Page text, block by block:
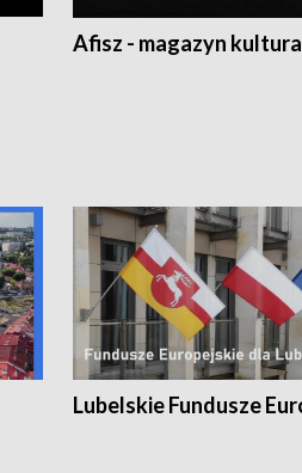
Afisz - magazyn
Lubelskie Fundusze